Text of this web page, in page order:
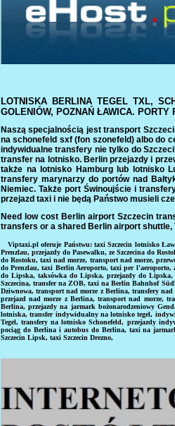
LOTNISKA BERLINA TEGEL TXL,
GOLENIÓW, POZNAŃ ŁAWICA.
Naszą specjalnością jest transport
na schonefeld sxf (fon szonefeld) albo do
indywidualne transfery nie tylko do
transfer na lotnisko. Berlin przejazdy i
także na lotnisko Hamburg lub lotnisko
transfery marynarzy do portów nad
Niemiec. Także port Świnoujście i
przejazd taxi i nie będą Państwo musieli
Need low cost Berlin airport Szczecin
transfers or a shared Berlin airport shuttle,
Viptaxi.pl oferuje Państwu: taxi Szczecin lotnisko
Prenzlau, przejazdy do Pasewalku, ze Szczecina do
do Rostoku, taxi nad morze, transport nad morze,
do Prenzlau, taxi Berlin Aeroporto, taxi per
do Lipska, taksówka do Lipska, przejazdy do Lipska,
Szczecina, transfer na ZOB, taxi na Berlin Bahnhof
Dziwnowa, transport nad morze z Berlina, transfery
przejazd nad morze z Berlina, transport nad morze,
Berlina, przejazdy na jarmark bożonarodzeniowy
lotniska, transfer indywidualny na lotnisko tegel,
Tegel, transfery na lotnisko Schonefeld, przejazdy
pociąg do Berlina i autobus do Berlina, taxi na
Szczecin Lipsk, taxi Szczecin Drezno,